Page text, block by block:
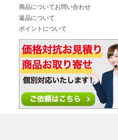
商品についてお問い合わせ
返品について
ポイントについて